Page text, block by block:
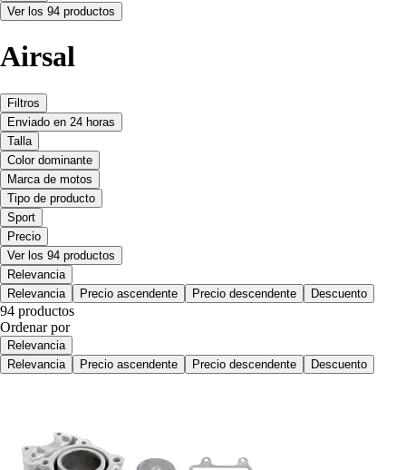
Ver los 94 productos
Airsal
Filtros
Enviado en 24 horas
Talla
Color dominante
Marca de motos
Tipo de producto
Sport
Precio
Ver los 94 productos
Relevancia
Relevancia
Precio ascendente Precio descendente Descuento
94 productos
Ordenar por
Relevancia
Relevancia
Precio ascendente Precio descendente Descuento